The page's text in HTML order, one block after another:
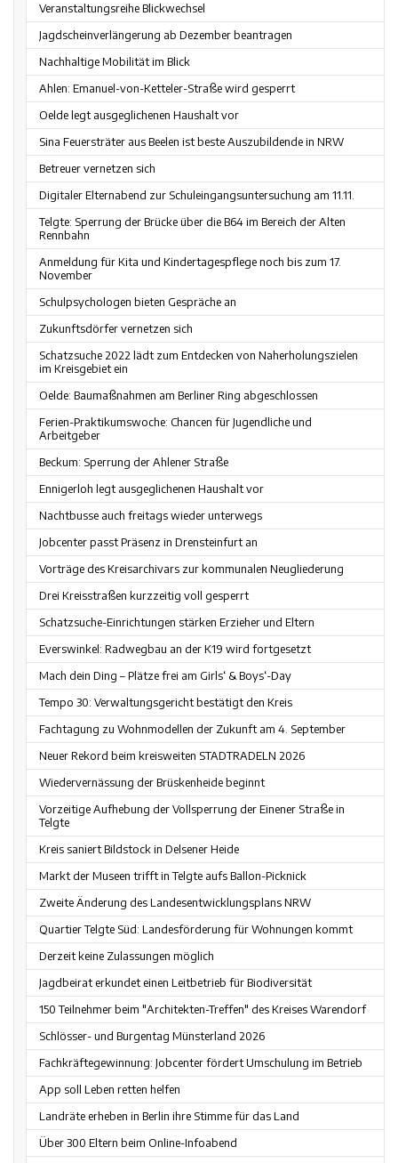
Veranstaltungsreihe Blickwechsel
Jagdscheinverlängerung ab Dezember beantragen
Nachhaltige Mobilität im Blick
Ahlen: Emanuel-von-Ketteler-Straße wird gesperrt
Oelde legt ausgeglichenen Haushalt vor
Sina Feuersträter aus Beelen ist beste Auszubildende in NRW
Betreuer vernetzen sich
Digitaler Elternabend zur Schuleingangsuntersuchung am 11.11.
Telgte: Sperrung der Brücke über die B64 im Bereich der Alten
Rennbahn
Anmeldung für Kita und Kindertagespflege noch bis zum 17.
November
Schulpsychologen bieten Gespräche an
Zukunftsdörfer vernetzen sich
Schatzsuche 2022 lädt zum Entdecken von Naherholungszielen
im Kreisgebiet ein
Oelde: Baumaßnahmen am Berliner Ring abgeschlossen
Ferien-Praktikumswoche: Chancen für Jugendliche und
Arbeitgeber
Beckum: Sperrung der Ahlener Straße
Ennigerloh legt ausgeglichenen Haushalt vor
Nachtbusse auch freitags wieder unterwegs
Jobcenter passt Präsenz in Drensteinfurt an
Vorträge des Kreisarchivars zur kommunalen Neugliederung
Drei Kreisstraßen kurzzeitig voll gesperrt
Schatzsuche-Einrichtungen stärken Erzieher und Eltern
Everswinkel: Radwegbau an der K19 wird fortgesetzt
Mach dein Ding – Plätze frei am Girls‘ & Boys‘-Day
Tempo 30: Verwaltungsgericht bestätigt den Kreis
Fachtagung zu Wohnmodellen der Zukunft am 4. September
Neuer Rekord beim kreisweiten STADTRADELN 2026
Wiedervernässung der Brüskenheide beginnt
Vorzeitige Aufhebung der Vollsperrung der Einener Straße in
Telgte
Kreis saniert Bildstock in Delsener Heide
Markt der Museen trifft in Telgte aufs Ballon-Picknick
Zweite Änderung des Landesentwicklungsplans NRW
Quartier Telgte Süd: Landesförderung für Wohnungen kommt
Derzeit keine Zulassungen möglich
Jagdbeirat erkundet einen Leitbetrieb für Biodiversität
150 Teilnehmer beim "Architekten-Treffen" des Kreises Warendorf
Schlösser- und Burgentag Münsterland 2026
Fachkräftegewinnung: Jobcenter fördert Umschulung im Betrieb
App soll Leben retten helfen
Landräte erheben in Berlin ihre Stimme für das Land
Über 300 Eltern beim Online-Infoabend